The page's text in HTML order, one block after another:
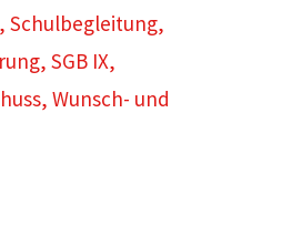
, Schulbegleitung,
, SGB IX,
, Wunsch- und